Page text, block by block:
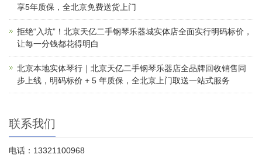
享5年质保，全北京免费送货上门
拒绝“入坑”！北京天亿二手钢琴乐器城实体店全面实行明码标价，
让每一分钱都花得明白
北京本地实体琴行｜北京天亿二手钢琴乐器店全品牌回收销售同
步上线，明码标价 + 5 年质保，全北京上门取送一站式服务
联系我们
电话：13321100968